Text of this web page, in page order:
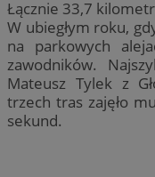
Łącznie 33,7
W ubiegłym roku,
na parkowych
zawodników.
Mateusz Tylek z
trzech tras zajęło
sekund.